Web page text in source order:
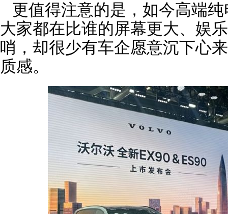
更值得注意的是，如今高端
大家都在比谁的屏幕更大、娱
哨，却很少有车企愿意沉下心
质感。